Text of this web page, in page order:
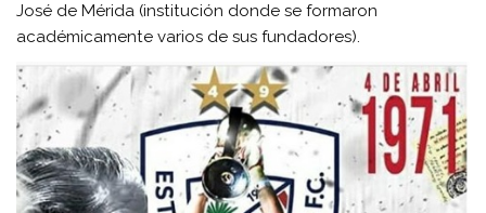
José de Mérida (institución donde se formaron
académicamente varios de sus fundadores).